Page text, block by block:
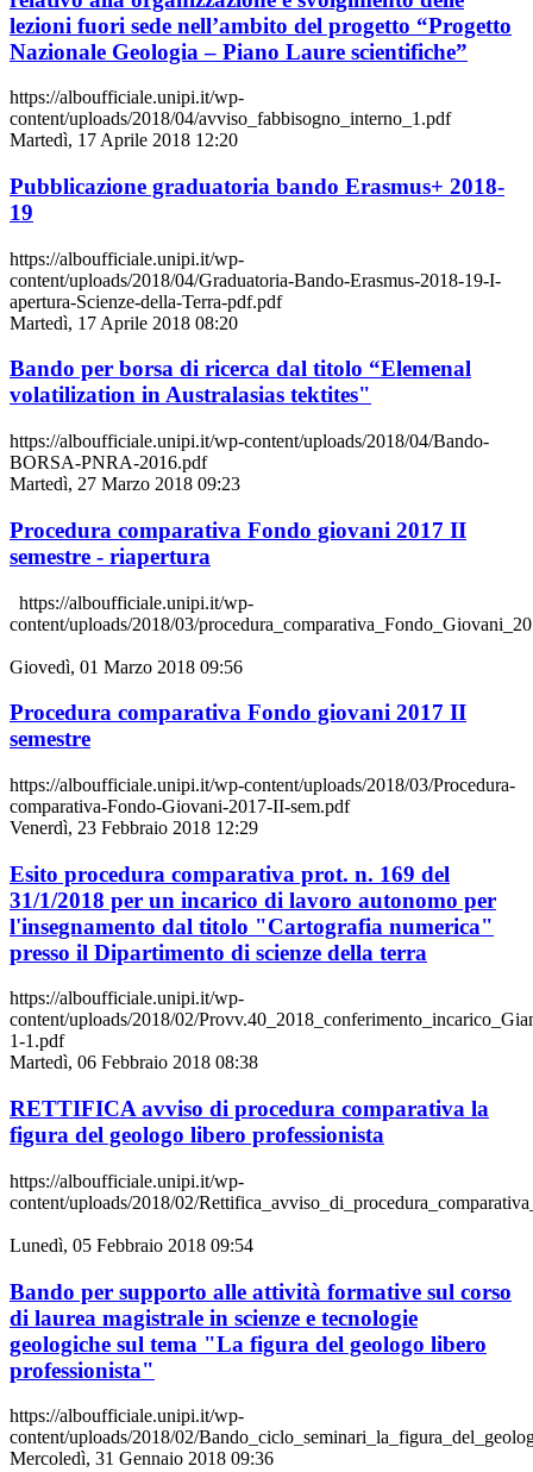
lezioni fuori sede nell’ambito del progetto “Progetto
Nazionale Geologia – Piano Laure scientifiche”
https://alboufficiale.unipi.it/wp-
content/uploads/2018/04/avviso_fabbisogno_interno_1.pdf
Martedì, 17 Aprile 2018 12:20
Pubblicazione graduatoria bando Erasmus+ 2018-
19
https://alboufficiale.unipi.it/wp-
content/uploads/2018/04/Graduatoria-Bando-Erasmus-2018-19-I-
apertura-Scienze-della-Terra-pdf.pdf
Martedì, 17 Aprile 2018 08:20
Bando per borsa di ricerca dal titolo “Elemenal
volatilization in Australasias tektites"
https://alboufficiale.unipi.it/wp-content/uploads/2018/04/Bando-
BORSA-PNRA-2016.pdf
Martedì, 27 Marzo 2018 09:23
Procedura comparativa Fondo giovani 2017 II
semestre - riapertura
https://alboufficiale.unipi.it/wp-
content/uploads/2018/03/
Giovedì, 01 Marzo 2018 09:56
Procedura comparativa Fondo giovani 2017 II
semestre
https://alboufficiale.unipi.it/wp-content/uploads/2018/03/Procedura-
comparativa-Fondo-Giovani-2017-II-sem.pdf
Venerdì, 23 Febbraio 2018 12:29
Esito procedura comparativa prot. n. 169 del
31/1/2018 per un incarico di lavoro autonomo per
l'insegnamento dal titolo "Cartografia numerica"
presso il Dipartimento di scienze della terra
https://alboufficiale.unipi.it/wp-
content/uploads/2018/02/
1-1.pdf
Martedì, 06 Febbraio 2018 08:38
RETTIFICA avviso di procedura comparativa la
figura del geologo libero professionista
https://alboufficiale.unipi.it/wp-
content/uploads/2018/02/
Lunedì, 05 Febbraio 2018 09:54
Bando per supporto alle attività formative sul corso
di laurea magistrale in scienze e tecnologie
geologiche sul tema "La figura del geologo libero
professionista"
https://alboufficiale.unipi.it/wp-
content/uploads/2018/02/
Mercoledì, 31 Gennaio 2018 09:36